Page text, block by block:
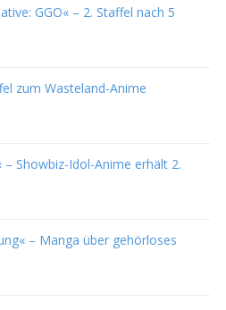
GGO« – 2. Staffel nach 5
zum Wasteland-Anime
Showbiz-Idol-Anime erhält 2.
– Manga über gehörloses